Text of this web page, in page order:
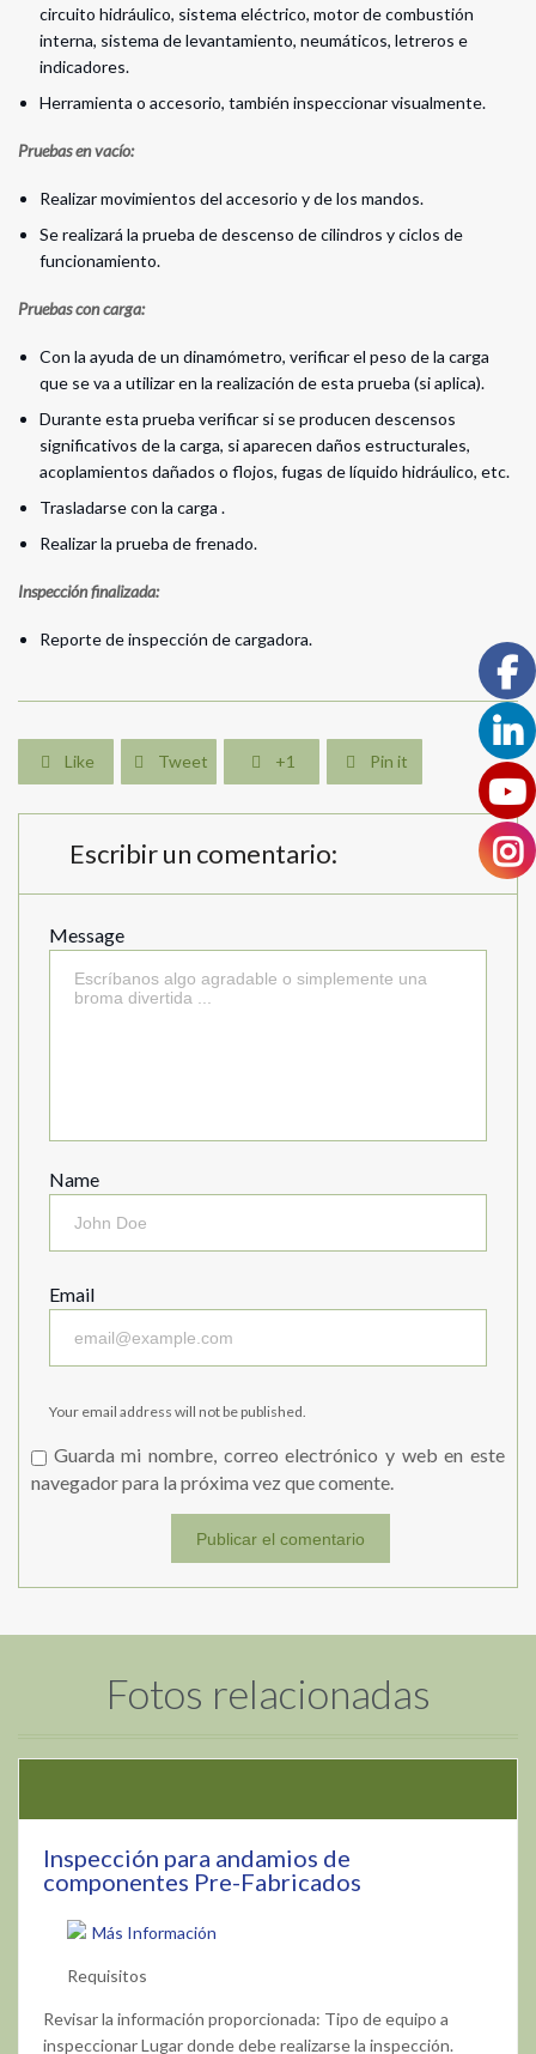
circuito hidráulico, sistema eléctrico, motor de combustión
interna, sistema de levantamiento, neumáticos, letreros e
indicadores.
Herramienta o accesorio, también inspeccionar visualmente.
Pruebas en vacío:
Realizar movimientos del accesorio y de los mandos.
Se realizará la prueba de descenso de cilindros y ciclos de
funcionamiento.
Pruebas con carga:
Con la ayuda de un dinamómetro, verificar el peso de la carga
que se va a utilizar en la realización de esta prueba (si aplica).
Durante esta prueba verificar si se producen descensos
significativos de la carga, si aparecen daños estructurales,
acoplamientos dañados o flojos, fugas de líquido hidráulico, etc.
Trasladarse con la carga .
Realizar la prueba de frenado.
Inspección finalizada:
Reporte de inspección de cargadora.
 Like  Tweet  +1  Pin it
Escribir un comentario:
Message
Name
Email
Your email address will not be published.
Guarda mi nombre, correo electrónico y web en este
navegador para la próxima vez que comente.
Fotos relacionadas
Inspección para andamios de
componentes Pre-Fabricados
Más Información
Requisitos
Revisar la información proporcionada: Tipo de equipo a
inspeccionar Lugar donde debe realizarse la inspección.